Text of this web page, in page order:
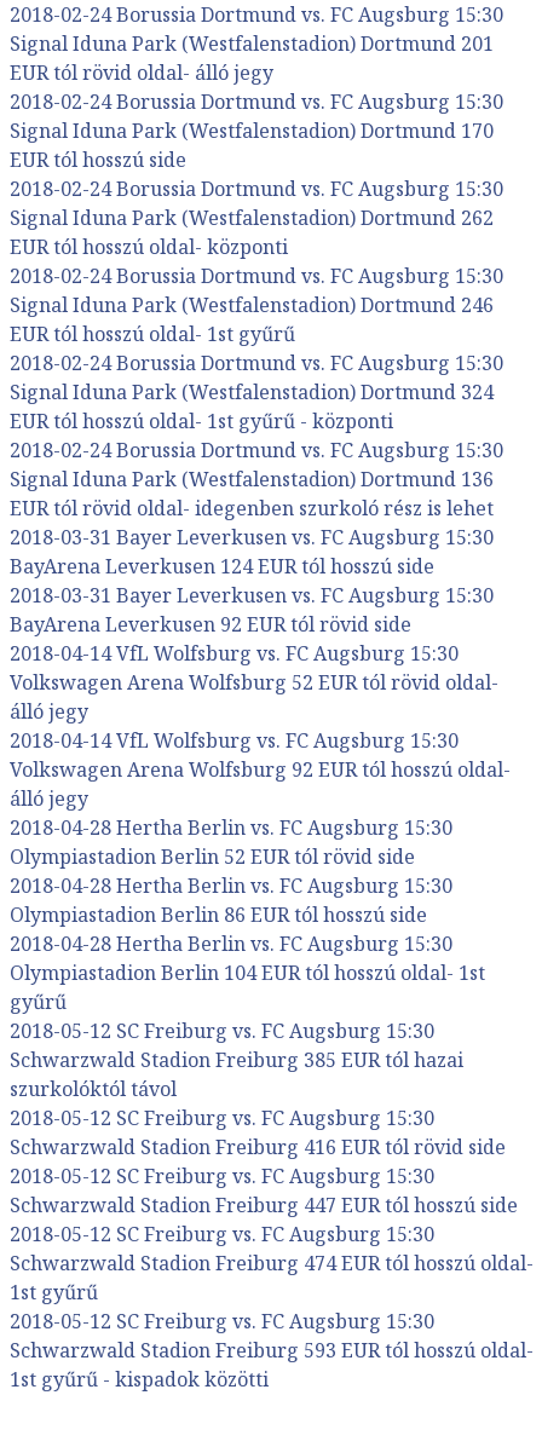
2018-02-24 Borussia Dortmund vs. FC Augsburg 15:30
Signal Iduna Park (Westfalenstadion) Dortmund 201
EUR tól rövid oldal- álló jegy
2018-02-24 Borussia Dortmund vs. FC Augsburg 15:30
Signal Iduna Park (Westfalenstadion) Dortmund 170
EUR tól hosszú side
2018-02-24 Borussia Dortmund vs. FC Augsburg 15:30
Signal Iduna Park (Westfalenstadion) Dortmund 262
EUR tól hosszú oldal- központi
2018-02-24 Borussia Dortmund vs. FC Augsburg 15:30
Signal Iduna Park (Westfalenstadion) Dortmund 246
EUR tól hosszú oldal- 1st gyűrű
2018-02-24 Borussia Dortmund vs. FC Augsburg 15:30
Signal Iduna Park (Westfalenstadion) Dortmund 324
EUR tól hosszú oldal- 1st gyűrű - központi
2018-02-24 Borussia Dortmund vs. FC Augsburg 15:30
Signal Iduna Park (Westfalenstadion) Dortmund 136
EUR tól rövid oldal- idegenben szurkoló rész is lehet
2018-03-31 Bayer Leverkusen vs. FC Augsburg 15:30
BayArena Leverkusen 124 EUR tól hosszú side
2018-03-31 Bayer Leverkusen vs. FC Augsburg 15:30
BayArena Leverkusen 92 EUR tól rövid side
2018-04-14 VfL Wolfsburg vs. FC Augsburg 15:30
Volkswagen Arena Wolfsburg 52 EUR tól rövid oldal-
álló jegy
2018-04-14 VfL Wolfsburg vs. FC Augsburg 15:30
Volkswagen Arena Wolfsburg 92 EUR tól hosszú oldal-
álló jegy
2018-04-28 Hertha Berlin vs. FC Augsburg 15:30
Olympiastadion Berlin 52 EUR tól rövid side
2018-04-28 Hertha Berlin vs. FC Augsburg 15:30
Olympiastadion Berlin 86 EUR tól hosszú side
2018-04-28 Hertha Berlin vs. FC Augsburg 15:30
Olympiastadion Berlin 104 EUR tól hosszú oldal- 1st
gyűrű
2018-05-12 SC Freiburg vs. FC Augsburg 15:30
Schwarzwald Stadion Freiburg 385 EUR tól hazai
szurkolóktól távol
2018-05-12 SC Freiburg vs. FC Augsburg 15:30
Schwarzwald Stadion Freiburg 416 EUR tól rövid side
2018-05-12 SC Freiburg vs. FC Augsburg 15:30
Schwarzwald Stadion Freiburg 447 EUR tól hosszú side
2018-05-12 SC Freiburg vs. FC Augsburg 15:30
Schwarzwald Stadion Freiburg 474 EUR tól hosszú oldal-
1st gyűrű
2018-05-12 SC Freiburg vs. FC Augsburg 15:30
Schwarzwald Stadion Freiburg 593 EUR tól hosszú oldal-
1st gyűrű - kispadok közötti